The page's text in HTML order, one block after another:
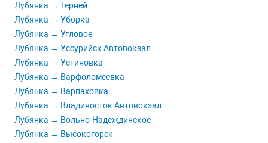
Лубянка → Терней
Лубянка → Уборка
Лубянка → Угловое
Лубянка → Уссурийск Автовокзал
Лубянка → Устиновка
Лубянка → Варфоломеевка
Лубянка → Варпаховка
Лубянка → Владивосток Автовокзал
Лубянка → Вольно-Надеждинское
Лубянка → Высокогорск